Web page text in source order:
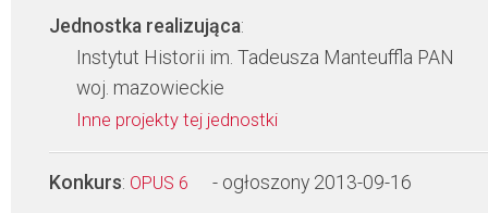
Jednostka realizująca:
Instytut Historii im. Tadeusza Manteuffla PAN
woj. mazowieckie
Inne projekty tej jednostki
Konkurs: OPUS 6 - ogłoszony 2013-09-16